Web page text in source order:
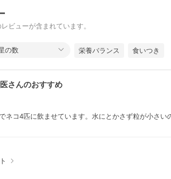
ビューが含まれています。
の数 栄養バランス 食いつき
さんのおすすめ
ネコ4匹に飲ませています。水にとかさず粒が小さ